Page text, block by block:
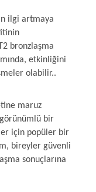
ilgi artmaya
bronzlaşma
etkinliğini
olabilir..
maruz
bir
için popüler bir
bireyler güvenli
sonuçlarına